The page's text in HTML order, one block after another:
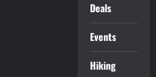
Deals
Events
Hiking